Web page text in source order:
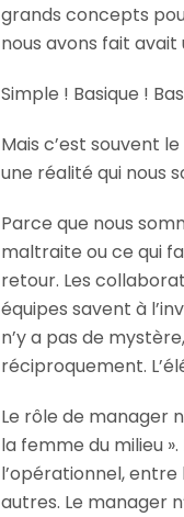
grands concepts
nous avons fait
Simple ! Basique !
Mais c’est souvent
une réalité qui nous
Parce que nous
maltraite ou ce qui
retour. Les
équipes savent à
n’y a pas de
réciproquement.
Le rôle de manager
la femme du milieu
l’opérationnel,
autres. Le manager